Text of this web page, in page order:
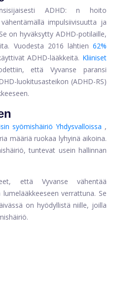
ADHD: n hoito
impulsiivisuutta ja
on hyväksytty ADHD-potilaille,
Vuodesta 2016 lähtien 62%
ADHD-lääkkeitä. Kliiniset
että Vyvanse paransi
luokitusasteikon (ADHD-RS)
syömishäiriö Yhdysvalloissa ,
määriä ruokaa lyhyinä aikoina.
tuntevat usein hallinnan
että Vyvanse vähentää
verrattuna. Se
on hyödyllistä niille, joilla